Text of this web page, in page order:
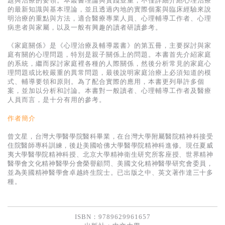
基道 Top 50
的最新知識與基本理論，並且透過內地的實際個案與臨床經驗來說
明治療的重點與方法，適合醫療專業人員、心理輔導工作者、心理
病患者與家屬，以及一般有興趣的讀者研讀參考。
《家庭關係》是《心理治療及輔導叢書》的第五冊，主要探討與家
庭有關的心理問題，特別是親子關係上的問題。本書首先介紹家庭
的系統，繼而探討家庭裡各種的人際關係，然後分析常見的家庭心
理問題或比較嚴重的異常問題，最後說明家庭治療上必須知道的模
式、輔導要領和原則。為了配合實際的應用，本書更列舉許多個
案，並加以分析和討論。本書對一般讀者、心理輔導工作者及醫療
人員而言，是十分有用的參考。
作者簡介
曾文星，台灣大學醫學院醫科畢業，在台灣大學附屬醫院精神科接受
住院醫師專科訓練，後赴美國哈佛大學醫學院精神科進修。現任夏威
夷大學醫學院精神科授、北京大學精神衛生研究所客座授、世界精神
醫學會文化精神醫學分會榮譽顧問、美國文化精神醫學研究會委員，
並為美國精神醫學會卓越終生院士。已出版之中、英文著作達三十多
種。
ISBN：9789629961657